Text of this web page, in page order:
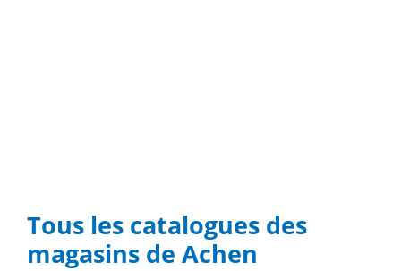
Tous les catalogues des
magasins de Achen